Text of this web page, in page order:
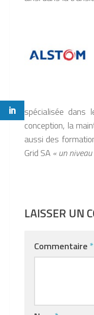
spécialisée dans
conception, la
aussi des
Grid SA « un
LAISSER UN
Commentaire *